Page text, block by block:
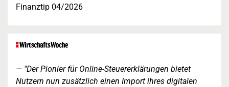
Finanztip 04/2026
"Der Pionier für Online-Steuererklärungen bietet
Nutzern nun zusätzlich einen Import ihres digitalen